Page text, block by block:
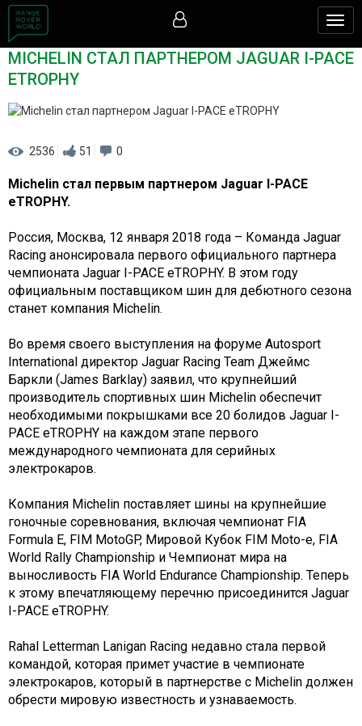
MICHELIN СТАЛ ПАРТНЕРОМ JAGUAR I-PACE
ETROPHY
2536 51 0
Michelin стал первым партнером Jaguar I-PACE
eTROPHY.
Россия, Москва, 12 января 2018 года – Команда Jaguar
Racing анонсировала первого официального партнера
чемпионата Jaguar I-PACE eTROPHY. В этом году
официальным поставщиком шин для дебютного сезона
станет компания Michelin.
Во время своего выступления на форуме Autosport
International директор Jaguar Racing Team Джеймс
Баркли (James Barklay) заявил, что крупнейший
производитель спортивных шин Michelin обеспечит
необходимыми покрышками все 20 болидов Jaguar I-
PACE eTROPHY на каждом этапе первого
международного чемпионата для серийных
электрокаров.
Компания Michelin поставляет шины на крупнейшие
гоночные соревнования, включая чемпионат FIA
Formula E, FIM MotoGP, Мировой Кубок FIM Moto-e, FIA
World Rally Championship и Чемпионат мира на
выносливость FIA World Endurance Championship. Теперь
к этому впечатляющему перечню присоединится Jaguar
I-PACE eTROPHY.
Rahal Letterman Lanigan Racing недавно стала первой
командой, которая примет участие в чемпионате
электрокаров, который в партнерстве с Michelin должен
обрести мировую известность и узнаваемость.